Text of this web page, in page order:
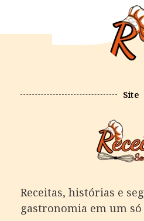
Site
Receitas, histórias e
gastronomia em um